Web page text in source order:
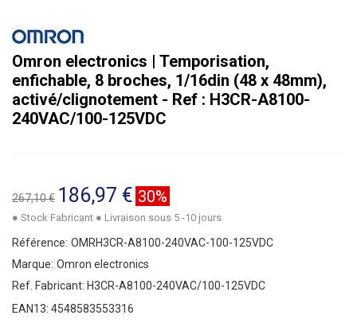
Omron electronics | Temporisation,
enfichable, 8 broches, 1/16din (48 x 48mm),
activé/clignotement - Ref : H3CR-A8100-
240VAC/100-125VDC
267,10 € 186,97 € 30%
● Stock Fabricant ● Livraison sous 5 -10 jours
Référence: OMRH3CR-A8100-240VAC-100-125VDC
Marque: Omron electronics
Ref. Fabricant: H3CR-A8100-240VAC/100-125VDC
EAN13: 4548583553316